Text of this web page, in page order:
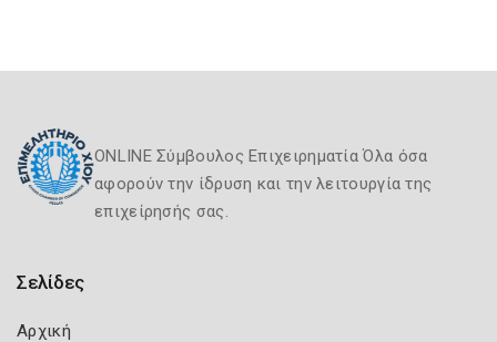
ONLINE Σύμβουλος Επιχειρηματία Όλα όσα
αφορούν την ίδρυση και την λειτουργία της
επιχείρησής σας.
Σελίδες
Αρχική